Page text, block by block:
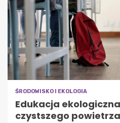
ŚRODOWISKO I EKOLOGIA
Edukacja
czystszego